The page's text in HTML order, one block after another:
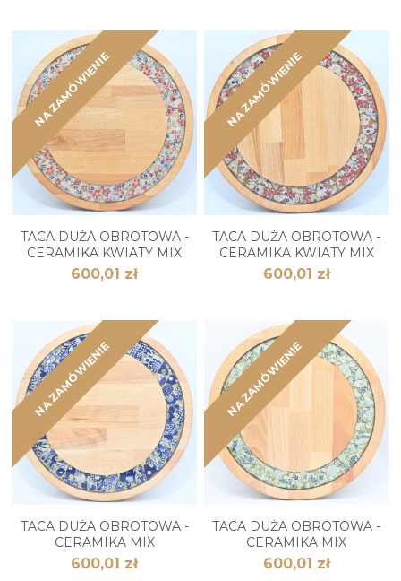
NA ZAMÓWIENIE
TACA DUŻA OBROTOWA -
CERAMIKA KWIATY MIX
600,01 zł
NA ZAMÓWIENIE
TACA DUŻA OBROTOWA -
CERAMIKA KWIATY MIX
600,01 zł
NA ZAMÓWIENIE
TACA DUŻA OBROTOWA -
CERAMIKA MIX
600,01 zł
NA ZAMÓWIENIE
TACA DUŻA OBROTOWA -
CERAMIKA MIX
600,01 zł